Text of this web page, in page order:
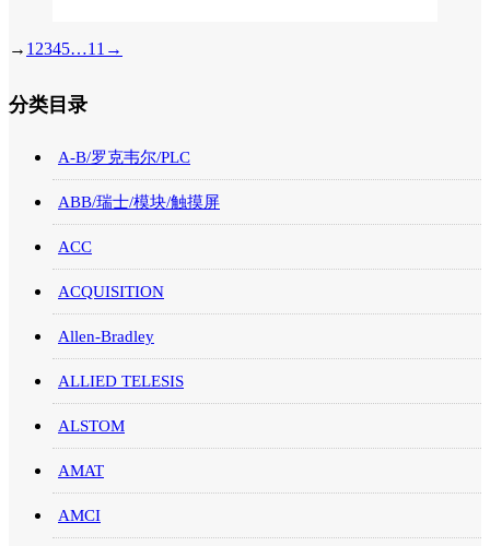
→ 1 2345…11 →
分类目录
A-B/罗克韦尔/PLC
ABB/瑞士/模块/触摸屏
ACC
ACQUISITION
Allen-Bradley
ALLIED TELESIS
ALSTOM
AMAT
AMCI